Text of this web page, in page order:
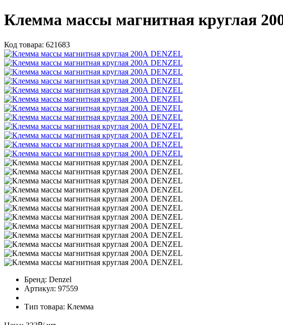
Клемма массы магнитная круглая
Код товара: 621683
Бренд: Denzel
Артикул: 97559
Тип товара: Клемма